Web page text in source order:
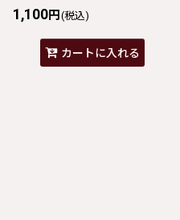
1,100円 (税込)
カートに入れる